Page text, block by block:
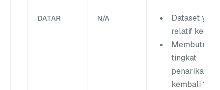
DATAR N/A
Dataset yang
relatif kecil
tingkat
penarikan
kembali